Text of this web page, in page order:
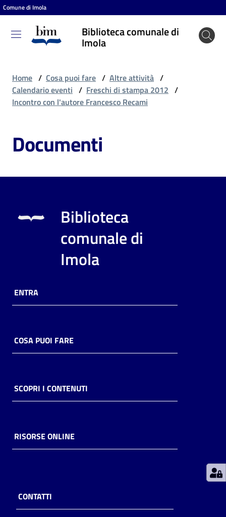
Vai al contenuto
Vai alla navigazione
Vai al footer
Comune di Imola
Biblioteca comunale di
Imola
Biblioteca
comunale
Cosa
fare
Scopri
online
Piani
Decentrate
Home / Cosa puoi fare / Altre attività /
Calendario eventi / Freschi di stampa 2012 /
Incontro con l'autore Francesco Recami
Documenti
Biblioteca
comunale di
Imola
ENTRA
COSA PUOI FARE
SCOPRI I CONTENUTI
RISORSE ONLINE
CONTATTI